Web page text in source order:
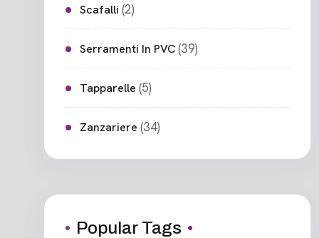
Scafalli (2)
Serramenti In PVC(39)
Tapparelle (5)
Zanzariere (34)
Popular Tags